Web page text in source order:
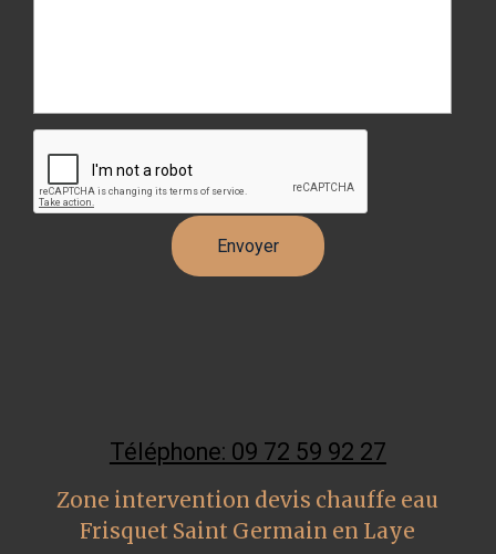
Téléphone: 09 72 59 92 27
Zone intervention devis chauffe eau
Frisquet Saint Germain en Laye